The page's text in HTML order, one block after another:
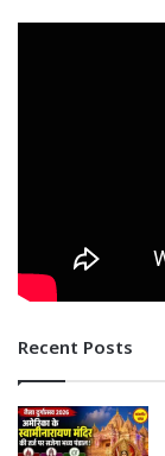
Recent Posts